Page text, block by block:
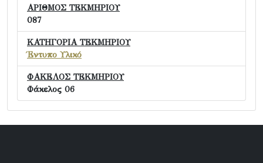
ΑΡΙΘΜΟΣ ΤΕΚΜΗΡΙΟΥ
087
ΚΑΤΗΓΟΡΙΑ ΤΕΚΜΗΡΙΟΥ
Έντυπο Υλικό
ΦΑΚΕΛΟΣ ΤΕΚΜΗΡΙΟΥ
Φάκελος 06